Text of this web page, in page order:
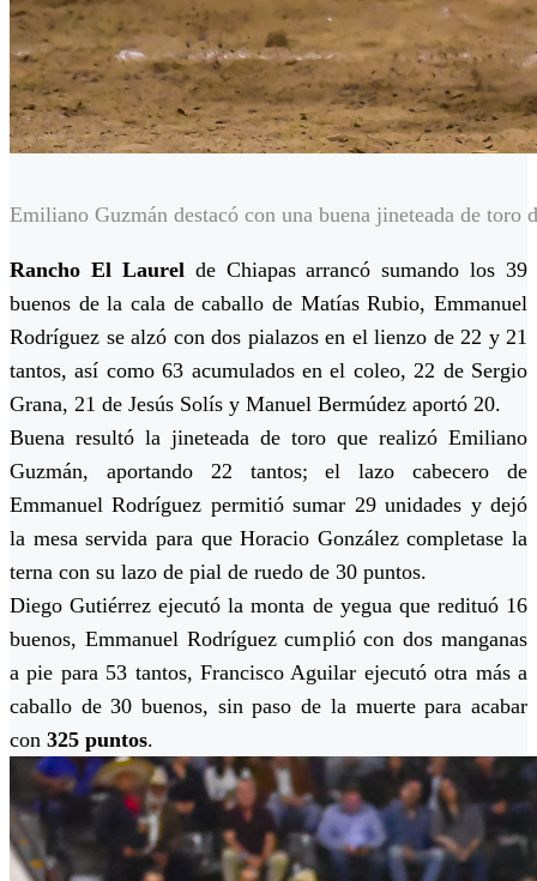
Emiliano Guzmán destacó con una buena jineteada de toro
Rancho El Laurel de Chiapas arrancó sumando los 39
buenos de la cala de caballo de Matías Rubio, Emmanuel
Rodríguez se alzó con dos pialazos en el lienzo de 22 y 21
tantos, así como 63 acumulados en el coleo, 22 de Sergio
Grana, 21 de Jesús Solís y Manuel Bermúdez aportó 20.
Buena resultó la jineteada de toro que realizó Emiliano
Guzmán, aportando 22 tantos; el lazo cabecero de
Emmanuel Rodríguez permitió sumar 29 unidades y dejó
la mesa servida para que Horacio González completase la
terna con su lazo de pial de ruedo de 30 puntos.
Diego Gutiérrez ejecutó la monta de yegua que redituó 16
buenos, Emmanuel Rodríguez cumplió con dos manganas
a pie para 53 tantos, Francisco Aguilar ejecutó otra más a
caballo de 30 buenos, sin paso de la muerte para acabar
con 325 puntos.